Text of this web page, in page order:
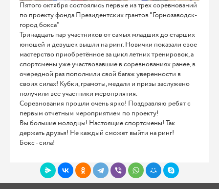
Пятого октября состоялись первые из трех соревнований
по проекту фонда Президентских грантов "Горнозаводск-
город бокса"
Тринадцать пар участников от самых младших до старших
юношей и девушек вышли на ринг. Новички показали свое
мастерство приобретённое за цикл летних тренировок, а
спортсмены уже участвовавшие в соревнованиях ранее, в
очередной раз пополнили свой багаж уверенности в
своих силах! Кубки, грамоты, медали и призы заслужено
получили все участники мероприятия.
Соревнования прошли очень ярко! Поздравляю ребят с
первым отчетным мероприятием по проекту!
Вы большие молодцы! Настоящие спортсмены! Так
держать друзья! Не каждый сможет выйти на ринг!
Бокс - сила!